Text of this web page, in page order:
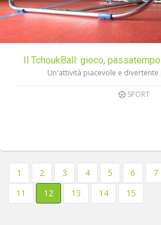
Il TchoukBall: gioco,
Un'attività piacevole e divertente
SPORT
1 2 3 4 5 6 7
11
12 13 14 15